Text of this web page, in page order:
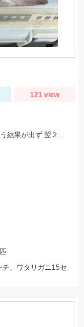
121 view
１日の釣行でサイズ最大が15センチ、数も２７匹と思う結果が出ず 翌２日に同じ時間、同じ場所でリベンジ。 いつもはエサは石ゴカイだけど今日はゴールドイソメを使ってみました。 夜暗い時間は石ゴカイよりも当たりも多く釣れる数も多かったですね。 7時の潮止まり頃に大きな当たりで蟹かな？と思いきや何と２２センチと、21センチのダブルでした。 今期のサイズ更新をしました。 その後、ワタリガニも釣れてリベンジ成功でした。 皆さん、記念写真は釣ったその場で撮影しましょうね。 家に帰ってからでは1センチほど縮んでしまいますからね。笑
、ワタリガニ15セ